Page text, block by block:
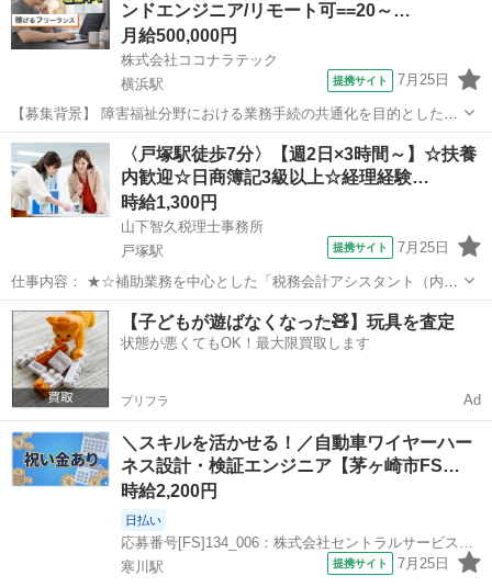
開封 →本体に傷がな...ンドエンジニア/リモート可==20～…
月給500,000円
株式会社ココナラテック
横浜駅
提携サイト 7月25日
【募集背景】 障害福祉分野における業務手続の共通化を目的としたシ
ステム構築プロジェクトに参画いただきます。 【作業内容】 障害福祉
分野における業務手続の共通化システムの構築において、要件定義か
ら設計、開発、総合試験まで一連...
神奈川 横浜市 横浜駅 プログラマー
〈戸塚駅徒歩7分〉【週2日×3時間～】☆扶養
内歓迎☆日商簿記3級以上☆経理経験…
時給1,300円
山下智久税理士事務所
戸塚駅
提携サイト 7月25日
仕事内容： ★☆補助業務を中心とした「税務会計アシスタント（内
勤）」のお仕事です☆★ 当事務所は「戸塚」駅から徒歩7分。ワンフ
ロア—で大きな窓からは光が差し込み、「会計事務所」っぽくない ポ
ップなBGMが流れ、女性スタッフ...
神奈川 横浜市 戸塚駅 データ入力
【子どもが遊ばなくなった🧸】玩具を査定
状態が悪くてもOK！最大限買取します
プリフラ Ad
＼スキルを活かせる！／自動車ワイヤーハー
ネス設計・検証エンジニア【茅ヶ崎市FS…
時給2,200円
日払い
応募番号[FS]134_006：株式会社セントラルサービス 湘南採用係
寒川駅
提携サイト 7月25日